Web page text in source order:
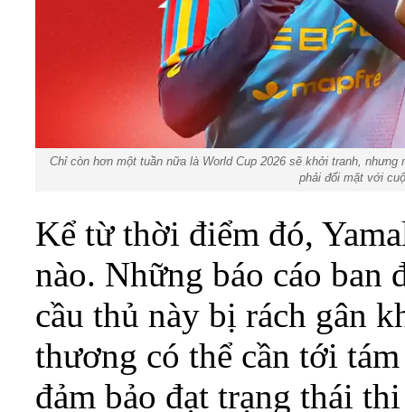
Chỉ còn hơn một tuần nữa là World Cup 2026 sẽ khởi tranh,
phải đối mặt với
Kể từ thời điểm đó,
nào. Những báo cáo ban
cầu thủ này bị rách gân
thương có thể cần tới
đảm bảo đạt trạng thái